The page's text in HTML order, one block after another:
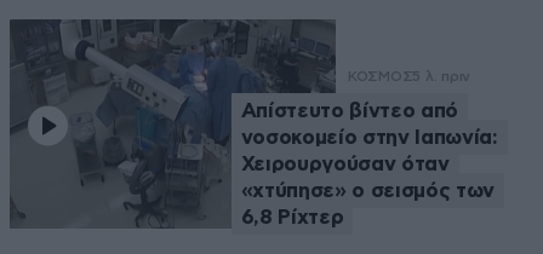
ΚΟΣΜΟΣ5 λ. πριν
Απίστευτο βίντεο από
νοσοκομείο στην Ιαπωνία:
Χειρουργούσαν όταν
«χτύπησε» ο σεισμός των
6,8 Ρίχτερ